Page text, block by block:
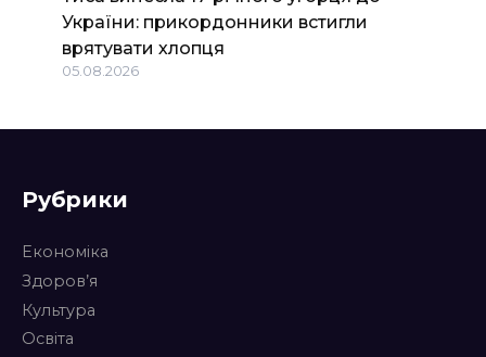
України: прикордонники встигли
врятувати хлопця
05.08.2026
Рубрики
Економіка
Здоров’я
Культура
Освіта